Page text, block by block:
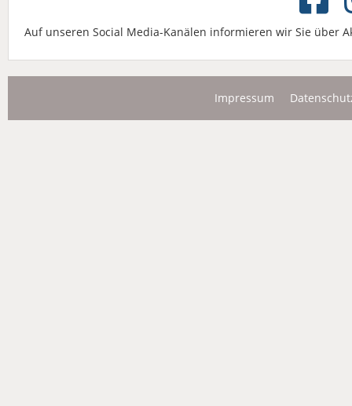
Auf unseren Social Media-Kanälen informieren wir Sie über
Impressum